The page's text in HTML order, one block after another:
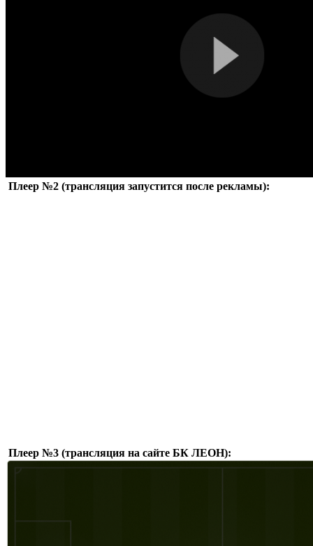
Плеер №2 (трансляция запустится после рекламы):
Плеер №3 (трансляция на сайте БК ЛЕОН):